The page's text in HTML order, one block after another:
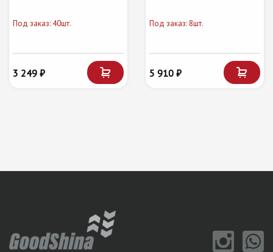
Под заказ: 40шт.
3 249 ₽
Под заказ: 8шт.
5 910 ₽